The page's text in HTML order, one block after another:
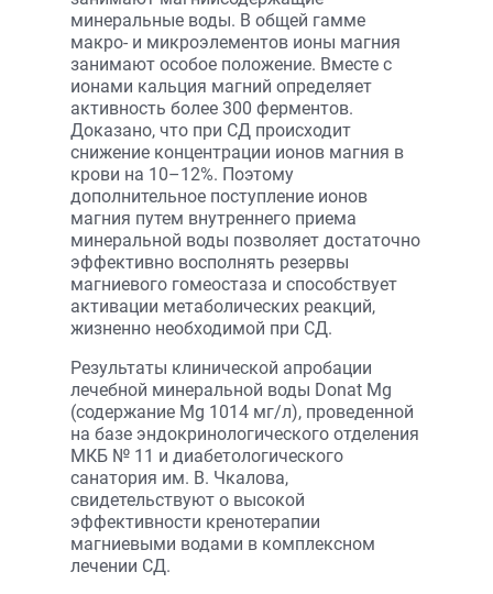
минеральные воды. В общей гамме
макро- и микроэлементов ионы магния
занимают особое положение. Вместе с
ионами кальция магний определяет
активность более 300 ферментов.
Доказано, что при СД происходит
снижение концентрации ионов магния в
крови на 10–12%. Поэтому
дополнительное поступление ионов
магния путем внутреннего приема
минеральной воды позволяет достаточно
эффективно восполнять резервы
магниевого гомеостаза и способствует
активации метаболических реакций,
жизненно необходимой при СД.
Результаты клинической апробации
лечебной минеральной воды Donat Mg
(содержание Mg 1014 мг/л), проведенной
на базе эндокринологического отделения
МКБ № 11 и диабетологического
санатория им. В. Чкалова,
свидетельствуют о высокой
эффективности кренотерапии
магниевыми водами в комплексном
лечении СД.